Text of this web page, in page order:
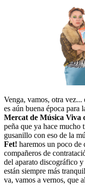
Venga, vamos, otra
es aún buena época para
Mercat de Música Viva
peña que ya hace mucho
gusanillo con eso de la
Fet! haremos un poco de
compañeros de
del aparato discográfico
están siempre más
va, vamos a vernos, que